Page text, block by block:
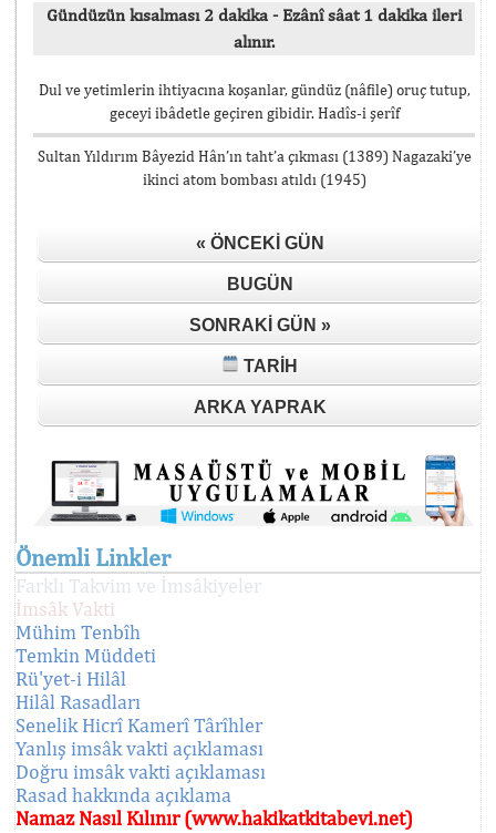
Gündüzün kısalması 2 dakika - Ezânî sâat 1 dakika ileri
alınır.
Dul ve yetimlerin ihtiyacına koşanlar, gündüz (nâfile) oruç tutup,
geceyi ibâdetle geçiren gibidir. Hadîs-i şerîf
Sultan Yıldırım Bâyezid Hân’ın taht’a çıkması (1389) Nagazaki’ye
ikinci atom bombası atıldı (1945)
« ÖNCEKI GÜN
BUGÜN
SONRAKI GÜN »
TARIH
ARKA YAPRAK
Önemli Linkler
Farklı Takvim ve İmsâkiyeler
İmsâk Vakti
Mühim Tenbîh
Temkin Müddeti
Rü'yet-i Hilâl
Hilâl Rasadları
Senelik Hicrî Kamerî Târîhler
Yanlış imsâk vakti açıklaması
Doğru imsâk vakti açıklaması
Rasad hakkında açıklama
Namaz Nasıl Kılınır (www.hakikatkitabevi.net)